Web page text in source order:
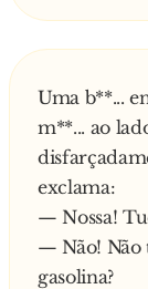
— Bom,
b**... ...
Uma b**...
m**... ao
exclama:
— Nossa!
— Não! Não
gasolina?